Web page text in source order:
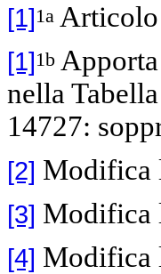
[1]1a
[1]1b
nella
14727:
[2] Modifica
[3] Modifica
[4] Modifica